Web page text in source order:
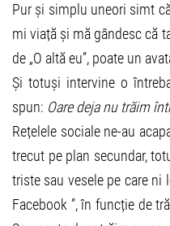
Pur și simplu uneori simt
mi viață și mă gândesc că
de „O altă eu”, poate un
Și totuși intervine o
spun: Oare deja nu trăim
Rețelele sociale ne-au
trecut pe plan secundar,
triste sau vesele pe care ni
Facebook ”, în funcție de